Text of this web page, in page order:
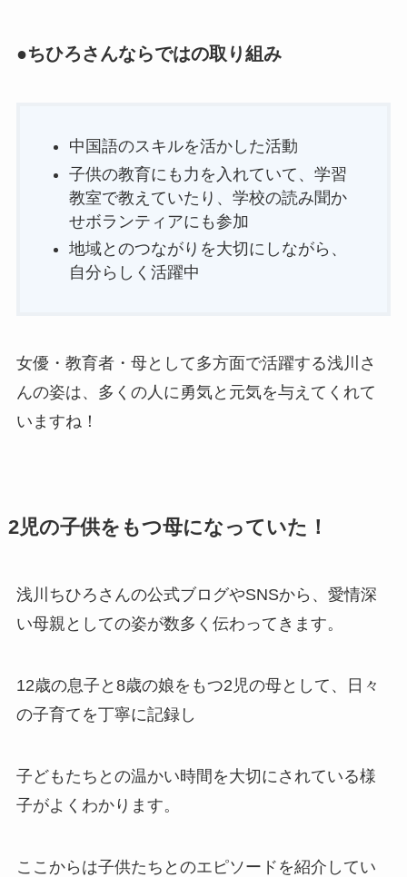
●ちひろさんならではの取り組み
中国語のスキルを活かした活動
子供の教育にも力を入れていて、学習
教室で教えていたり、学校の読み聞か
せボランティアにも参加
地域とのつながりを大切にしながら、
自分らしく活躍中
女優・教育者・母として多方面で活躍する浅川さ
んの姿は、多くの人に勇気と元気を与えてくれて
いますね！
2児の子供をもつ母になっていた！
浅川ちひろさんの公式ブログやSNSから、愛情深
い母親としての姿が数多く伝わってきます。
12歳の息子と8歳の娘をもつ2児の母として、日々
の子育てを丁寧に記録し
子どもたちとの温かい時間を大切にされている様
子がよくわかります。
ここからは子供たちとのエピソードを紹介してい